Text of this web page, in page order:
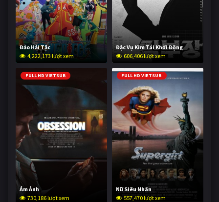
Đảo Hải Tặc
4,222,173 lượt xem
Đặc Vụ Kim Tái Khởi Động
606,406 lượt xem
FULL HD VIETSUB
Ám Ảnh
730,186 lượt xem
FULL HD VIETSUB
Nữ Siêu Nhân
557,470 lượt xem